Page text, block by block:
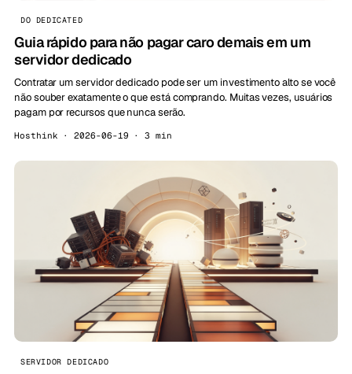
DO DEDICATED
Guia rápido para não pagar caro demais em um
servidor dedicado
Contratar um servidor dedicado pode ser um investimento alto se você
não souber exatamente o que está comprando. Muitas vezes, usuários
pagam por recursos que nunca serão.
Hosthink · 2026-06-19 · 3 min
SERVIDOR DEDICADO